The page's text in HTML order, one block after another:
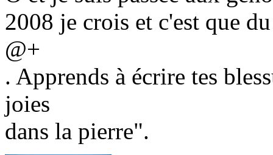
2008 je crois et c'est que
@+
. Apprends à écrire tes
joies
dans la pierre".